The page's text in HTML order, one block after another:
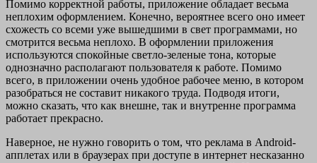
Помимо корректной работы, приложение обладает весьма
неплохим оформлением. Конечно, вероятнее всего оно имеет
схожесть со всеми уже вышедшими в свет программами, но
смотрится весьма неплохо. В оформлении приложения
используются спокойные светло-зеленые тона, которые
однозначно располагают пользователя к работе. Помимо
всего, в приложении очень удобное рабочее меню, в котором
разобраться не составит никакого труда. Подводя итоги,
можно сказать, что как внешне, так и внутренне программа
работает прекрасно.
Наверное, не нужно говорить о том, что реклама в Android-
апплетах или в браузерах при доступе в интернет несказанно